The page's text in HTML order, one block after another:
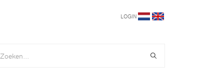
LOGIN